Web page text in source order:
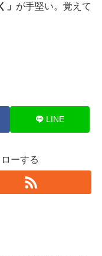
」 が手堅い。覚えて
LINE
ーする